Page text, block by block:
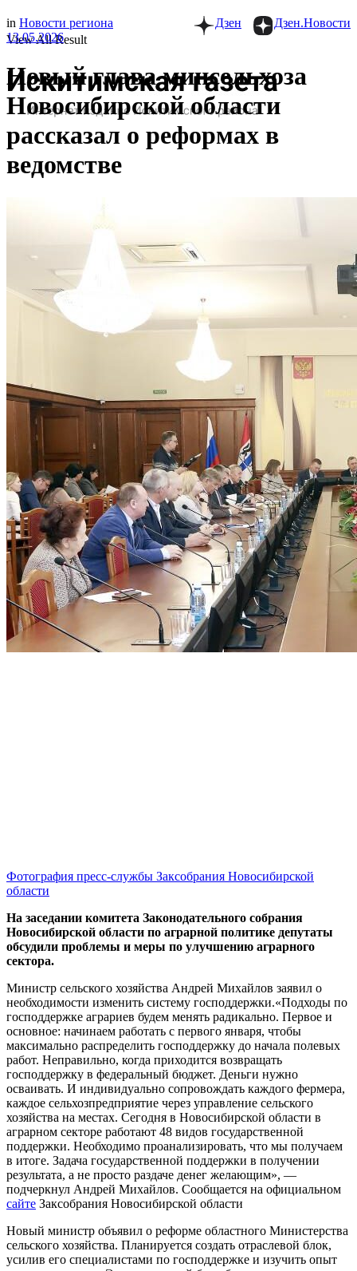
View All Result
Дзен.Новости
Дзен
in Новости региона
13.05.2026
Новый глава минсельхоза
Новосибирской области
рассказал о реформах в
ведомстве
Фотография пресс-службы Заксобрания Новосибирской
области
На заседании комитета Законодательного собрания
Новосибирской области по аграрной политике депутаты
обсудили проблемы и меры по улучшению аграрного
сектора.
Министр сельского хозяйства Андрей Михайлов заявил о
необходимости изменить систему господдержки.«Подходы по
господдержке аграриев будем менять радикально. Первое и
основное: начинаем работать с первого января, чтобы
максимально распределить господдержку до начала полевых
работ. Неправильно, когда приходится возвращать
господдержку в федеральный бюджет. Деньги нужно
осваивать. И индивидуально сопровождать каждого фермера,
каждое сельхозпредприятие через управление сельского
хозяйства на местах. Сегодня в Новосибирской области в
аграрном секторе работают 48 видов государственной
поддержки. Необходимо проанализировать, что мы получаем
в итоге. Задача государственной поддержки в получении
результата, а не просто раздаче денег желающим», —
подчеркнул Андрей Михайлов. Сообщается на официальном
сайте Заксобрания Новосибирской области
Новый министр объявил о реформе областного Министерства
сельского хозяйства. Планируется создать отраслевой блок,
усилив его специалистами по господдержке и изучить опыт